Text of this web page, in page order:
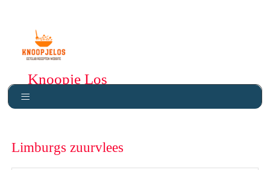
Knoopje Los
Limburgs zuurvlees